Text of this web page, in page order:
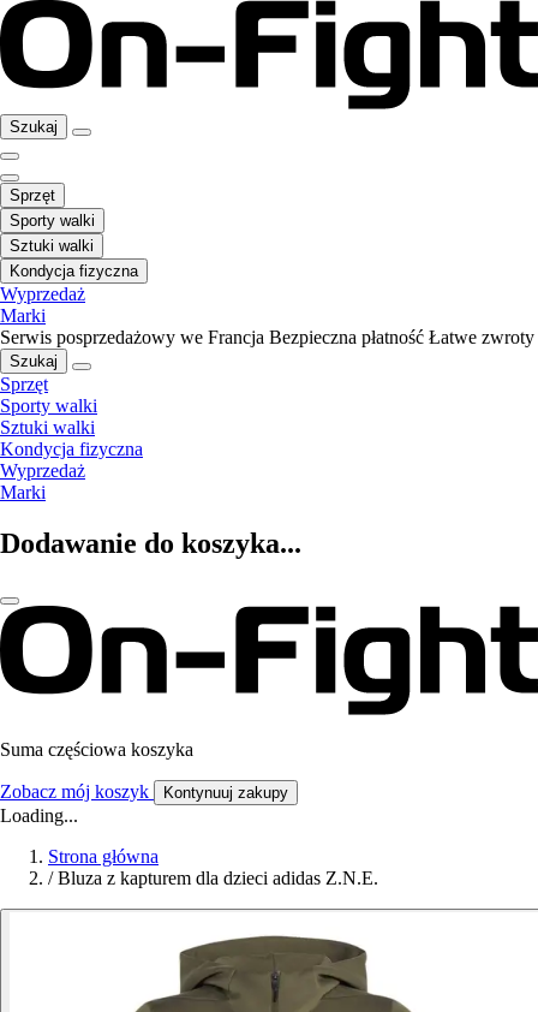
Szukaj
Sprzęt
Sporty walki
Sztuki walki
Kondycja fizyczna
Wyprzedaż
Marki
Serwis posprzedażowy we Francja Bezpieczna płatność Łatwe zwroty
Szukaj
Sprzęt
Sporty walki
Sztuki walki
Kondycja fizyczna
Wyprzedaż
Marki
Dodawanie do koszyka...
Suma częściowa koszyka
Zobacz mój koszyk Kontynuuj zakupy
Loading...
Strona główna
/ Bluza z kapturem dla dzieci adidas Z.N.E.